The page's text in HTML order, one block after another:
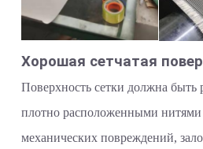
Хорошая сетчатая
Поверхность сетки должна быть
плотно расположенными нитями
механических повреждений,